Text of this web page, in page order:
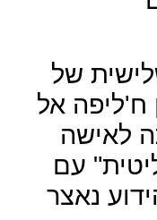
של
אל
לאישה
עם
נאצר